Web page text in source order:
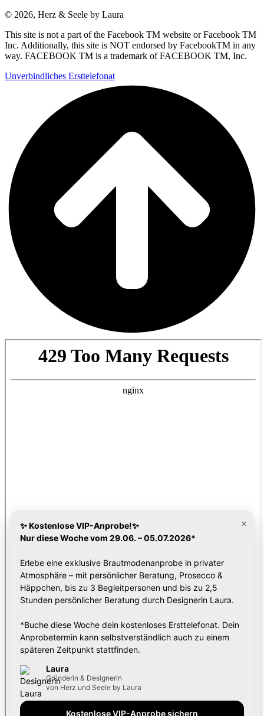
×
✨ Kostenlose VIP-Anprobe!✨
Nur diese Woche vom 29.06. – 05.07.2026*
Erlebe eine exklusive Brautmodenanprobe in privater
Atmosphäre – mit persönlicher Beratung, Prosecco &
Häppchen, bis zu 3 Begleitpersonen und bis zu 2,5
Stunden persönlicher Beratung durch Designerin Laura.
*Buche diese Woche dein kostenloses Ersttelefonat. Dein
Anprobetermin kann selbstverständlich auch zu einem
späteren Zeitpunkt stattfinden.
Laura
Gründerin & Designerin
von Herz und Seele by Laura
Kostenlose VIP-Anprobe sichern
© 2026, Herz & Seele by Laura
This site is not a part of the Facebook TM website or Facebook TM
Inc. Additionally, this site is NOT endorsed by FacebookTM in any
way. FACEBOOK TM is a trademark of FACEBOOK TM, Inc.
Unverbindliches Ersttelefonat